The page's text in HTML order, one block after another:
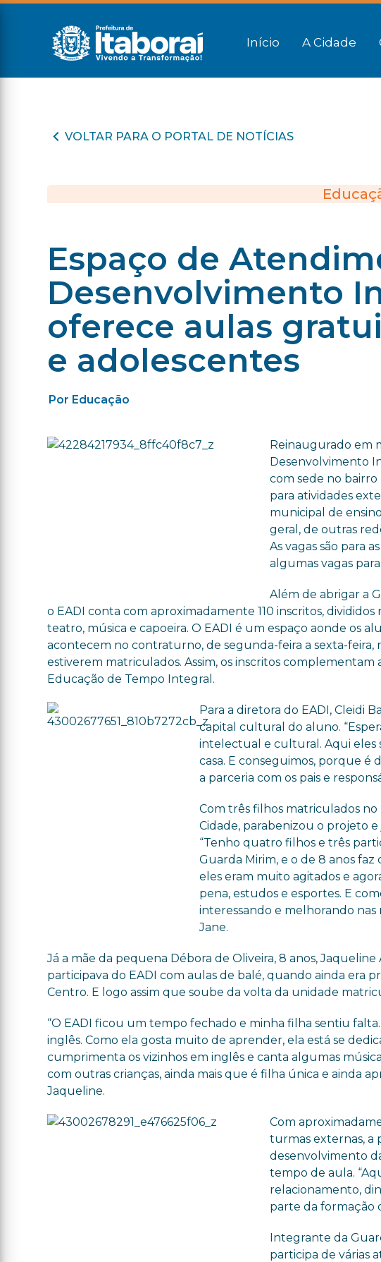
Início A Cidade
VOLTAR PARA O PORTAL DE NOTÍCIAS
Espaço de
Desenvolvimento
oferece aulas
e adolescentes
Por Educação
Reinaugurado em
Desenvolvimento
com sede no bairro
para atividades
municipal de
geral, de outras
As vagas são para
algumas vagas
Além de abrigar a
o EADI conta com aproximadamente 110 inscritos,
teatro, música e capoeira. O EADI é um espaço aonde os
acontecem no contraturno, de segunda-feira a sexta-feira,
estiverem matriculados. Assim, os inscritos
Educação de Tempo Integral.
Para a diretora do EADI, Cleidi
capital cultural do aluno.
intelectual e cultural. Aqui eles
casa. E conseguimos, porque é
a parceria com os pais e
Com três filhos matriculados no
Cidade, parabenizou o projeto
“Tenho quatro filhos e três
Guarda Mirim, e o de 8 anos
eles eram muito agitados e
pena, estudos e esportes. E
interessando e melhorando nas
Jane.
Já a mãe da pequena Débora de Oliveira, 8 anos,
participava do EADI com aulas de balé, quando ainda era
Centro. E logo assim que soube da volta da unidade
“O EADI ficou um tempo fechado e minha filha sentiu
inglês. Como ela gosta muito de aprender, ela está se
cumprimenta os vizinhos em inglês e canta algumas
com outras crianças, ainda mais que é filha única e ainda
Jaqueline.
Com
turmas externas, a
desenvolvimento
tempo de aula.
relacionamento,
parte da formação
Integrante da
participa de várias